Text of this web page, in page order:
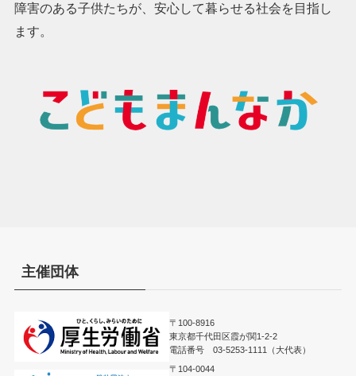
障害のある子供たちが、安心して暮らせる社会を目指し
ます。
主催団体
〒100-8916
東京都千代田区霞が関1-2-2
電話番号 03-5253-1111（大代表）
〒104-0044